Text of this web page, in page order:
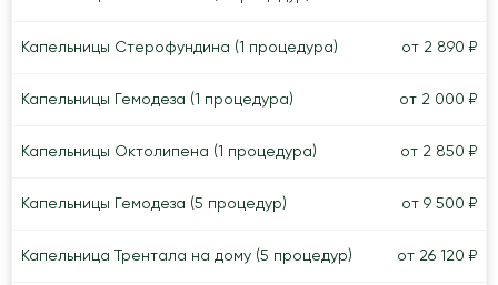
Капельницы Стерофундина (1 процедура) от 2 890 ₽
Капельницы Гемодеза (1 процедура) от 2 000 ₽
Капельницы Октолипена (1 процедура) от 2 850 ₽
Капельницы Гемодеза (5 процедур) от 9 500 ₽
Капельница Трентала на дому (5 процедур) от 26 120 ₽